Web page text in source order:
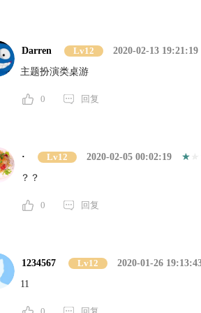
Darren Lv12
2020-02-13 19:21:19
主题扮演类桌游
0 回复
· Lv12
2020-02-05 00:02:19
？？
0 回复
1234567 Lv12
2020-01-26
11